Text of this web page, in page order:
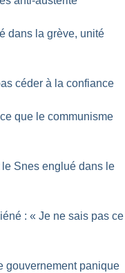
dans la grève, unité
céder à la confiance
que le communisme
Snes englué dans le
: « Je ne sais pas ce
gouvernement panique